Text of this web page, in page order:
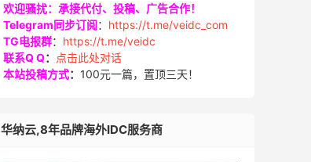
欢迎骚扰：承接代付、投稿、广告合作！
Telegram同步订阅： https://t.me/veidc_com
TG电报群： https://t.me/veidc
联系Q Q：
点击此处对话
本站投稿方式： 100元一篇，置顶三天！
华纳云,8年品牌海外IDC服务商